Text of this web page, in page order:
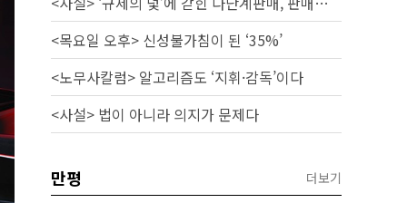
<목요일 오후> 신성불가침이 된 ‘35%’
<노무사칼럼> 알고리즘도 ‘지휘·감독’이다
<사설> 법이 아니라 의지가 문제다
만평 더보기